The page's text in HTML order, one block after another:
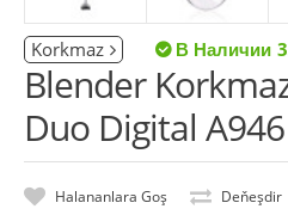
Korkmaz
Blender
Duo Digital A946
Halananlara Goş Deňeşdir